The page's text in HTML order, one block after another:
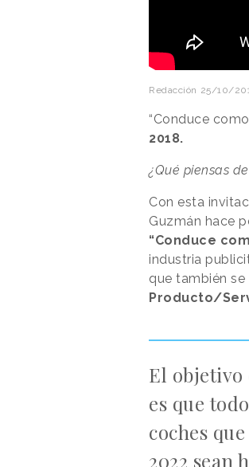
Redacción 25/10/
“Conduce
2018.
¿Qué piensas
Con esta
Guzmán hace
“Conduce
industria
que también
Producto/
El objetivo
es que
coches
2022 sean